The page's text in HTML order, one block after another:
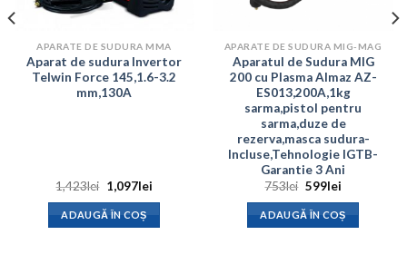
APARATE DE SUDURA MMA
Aparat de sudura Invertor
Telwin Force 145,1.6-3.2
mm,130A
1,423lei Prețul
inițial
a
fost:
1,423lei.
1,097leiPrețul
ADAUGĂ ÎN COȘ
APARATE DE SUDURA MIG-MAG
Aparatul de Sudura MIG
200 cu Plasma Almaz AZ-
ES013,200A,1kg
sarma,pistol pentru
sarma,duze de
rezerva,masca sudura-
Incluse,Tehnologie IGTB-
Garantie 3 Ani
753lei Prețul
a
fost:
753lei.
599leiPrețul
este:
599lei.
ADAUGĂ ÎN COȘ